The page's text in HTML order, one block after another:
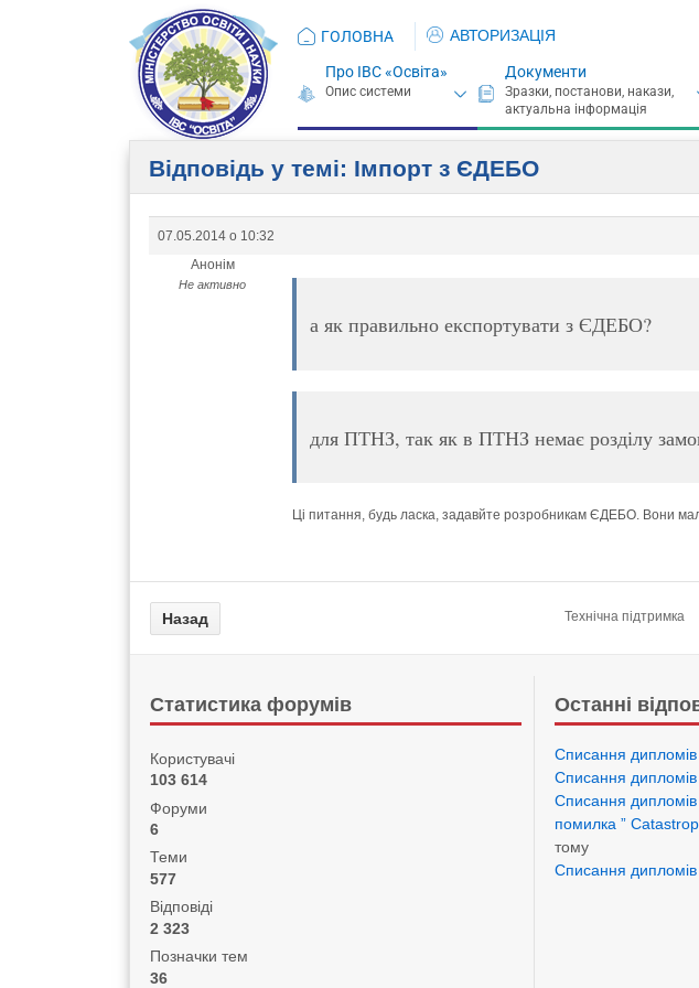
ГОЛОВНА АВТОРИЗАЦІЯ
Про ІВС «Освіта» Документи
Відповідь у темі: Імпорт з ЄДЕБО
07.05.2014 о 10:32
Анонім
Не активно
а як правильно експортувати з ЄДЕБО?
для ПТНЗ, так як в ПТНЗ немає розділу
Ці питання, будь ласка, задавйте розробникам ЄДЕБО. Вони
Технічна підтримка
Статистика форумів
Користувачі
103 614
Форуми
6
Теми
577
Відповіді
2 323
Позначки тем
36
Останні
Списання дипломів
Списання дипломів
Списання дипломів
помилка ”
тому
Списання дипломів